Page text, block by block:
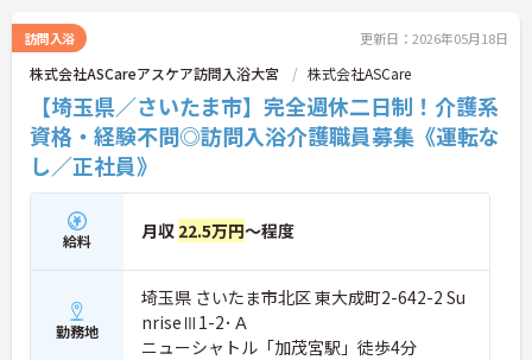
訪問入浴 更新日：2026年05月18日
株式会社ASCareアスケア訪問入浴大宮 株式会社ASCare
【埼玉県／さいたま市】完全週休二日制！介護系
資格・経験不問◎訪問入浴介護職員募集《運転な
し／正社員》
給料 月収 22.5万円～程度
勤務地
埼玉県 さいたま市北区 東大成町2-642-2 Su
nriseⅢ1-2･Ａ
ニューシャトル「加茂宮駅」徒歩4分